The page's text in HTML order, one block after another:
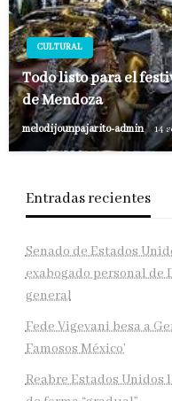
CULTURAL
Todo listo para el
de Mendoza
melodijounpajarito-admin 14
Entradas recientes
Senado de Estados
exabogado personal de
general
Fede Vigevani besa a
Famosos México’
Reabre Estados Unidos